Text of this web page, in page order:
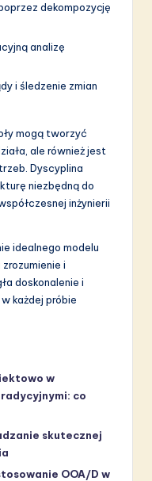
dekompozycję
analizę
i śledzenie zmian
mogą tworzyć
ale również jest
Dyscyplina
niezbędną do
inżynierii
idealnego modelu
i
doskonalenie i
każdej próbie
w
co
skutecznej
OOA/D w